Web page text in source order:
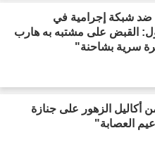
شبكة إجرامية في
القبض على مشتبه به هارب
بشاحنة"
الزهور على جنازة
العصابة"